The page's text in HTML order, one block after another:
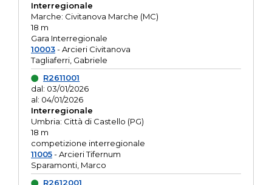
Interregionale
Marche: Civitanova Marche (MC)
18 m
Gara Interregionale
10003- Arcieri Civitanova
Tagliaferri, Gabriele
R2611001
dal: 03/01/2026
al: 04/01/2026
Interregionale
Umbria: Città di Castello (PG)
18 m
competizione interregionale
11005- Arcieri Tifernum
Sparamonti, Marco
R2612001